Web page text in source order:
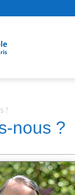
Républicains,
Divers
?
nous ?